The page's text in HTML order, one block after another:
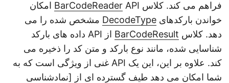
فراهم می کند. کلاس
BarCodeReaderAPI امکان
خواندن بارکدهایDecodeTypeمشخص شده را می
دهد. کلاس BarCodeResult
از API داده های بارکد
شناسایی شده، مانند نوع بارکد و متن کد را ذخیره می
کند. علاوه بر این، این یک API غنی از ویژگی است که به
شما امکان می دهد طیف گسترده ای از [نمادشناسی